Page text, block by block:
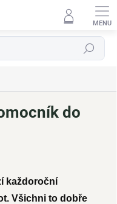
Hledat
do
každoroční
Všichni to dobře